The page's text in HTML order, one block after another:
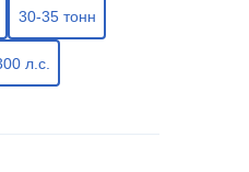
30-35 тонн
л.с.